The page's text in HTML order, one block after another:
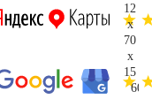
12
x
70
x
15